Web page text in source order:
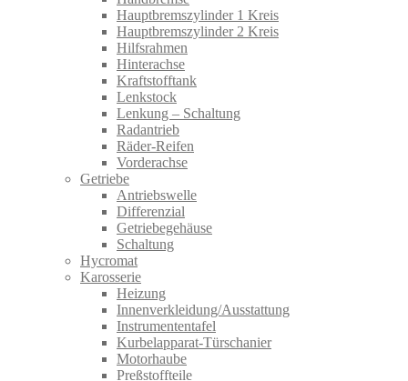
Hauptbremszylinder 1 Kreis
Hauptbremszylinder 2 Kreis
Hilfsrahmen
Hinterachse
Kraftstofftank
Lenkstock
Lenkung – Schaltung
Radantrieb
Räder-Reifen
Vorderachse
Getriebe
Antriebswelle
Differenzial
Getriebegehäuse
Schaltung
Hycromat
Karosserie
Heizung
Innenverkleidung/Ausstattung
Instrumententafel
Kurbelapparat-Türschanier
Motorhaube
Preßstoffteile